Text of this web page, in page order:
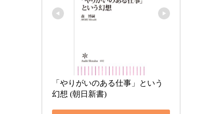
「やりがいのある仕事」という
幻想 (朝日新書)